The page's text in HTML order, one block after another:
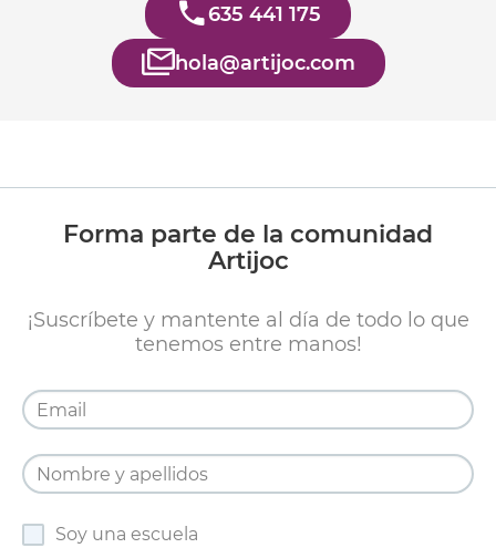
635 441 175
hola@artijoc.com
Forma parte de la comunidad
Artijoc
¡Suscríbete y mantente al día de todo lo que
tenemos entre manos!
Soy una escuela